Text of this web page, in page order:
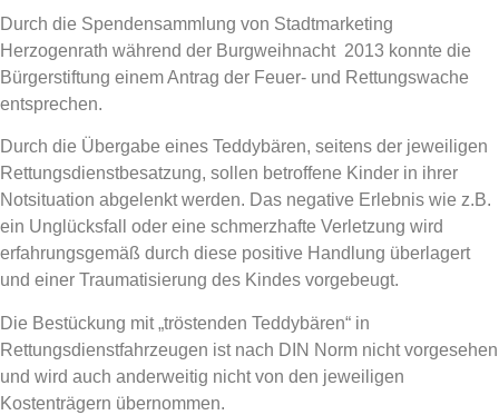
Durch die Spendensammlung von Stadtmarketing
Herzogenrath während der Burgweihnacht 2013 konnte die
Bürgerstiftung einem Antrag der Feuer- und Rettungswache
entsprechen.
Durch die Übergabe eines Teddybären, seitens der jeweiligen
Rettungsdienstbesatzung, sollen betroffene Kinder in ihrer
Notsituation abgelenkt werden. Das negative Erlebnis wie z.B.
ein Unglücksfall oder eine schmerzhafte Verletzung wird
erfahrungsgemäß durch diese positive Handlung überlagert
und einer Traumatisierung des Kindes vorgebeugt.
Die Bestückung mit „tröstenden Teddybären“ in
Rettungsdienstfahrzeugen ist nach DIN Norm nicht vorgesehen
und wird auch anderweitig nicht von den jeweiligen
Kostenträgern übernommen.